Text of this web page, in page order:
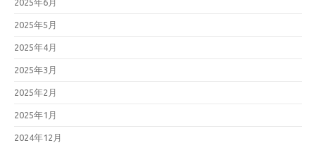
2025年6月
2025年5月
2025年4月
2025年3月
2025年2月
2025年1月
2024年12月